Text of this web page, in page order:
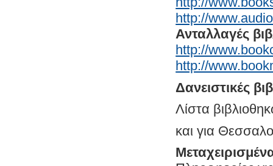
http://
Ανταλλαγές
http://
http://
Δανειστικές
Λίστα
και για